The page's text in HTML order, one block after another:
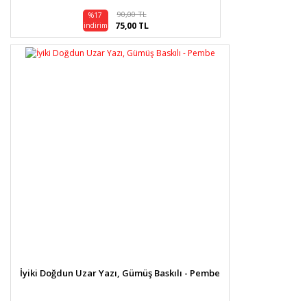
%17
indirim
90,00 TL
75,00 TL
İyiki Doğdun Uzar Yazı, Gümüş Baskılı - Pembe